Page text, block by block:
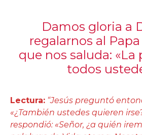
Damos gloria a
regalarnos al Papa
que nos saluda: «La
todos
Lectura: “Jesús preguntó
«¿También ustedes quieren
respondió: «Señor, ¿a quién